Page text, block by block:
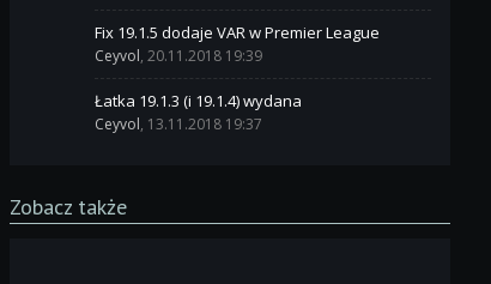
Fix 19.1.5 dodaje VAR w Premier League
Ceyvol, 20.11.2018 19:39
Łatka 19.1.3 (i 19.1.4) wydana
Ceyvol, 13.11.2018 19:37
Zobacz także